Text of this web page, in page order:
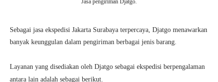
Jasa pengiriman Djatgo.
Sebagai jasa ekspedisi Jakarta Surabaya terpercaya, Djatgo menawarkan
banyak keunggulan dalam pengiriman berbagai jenis barang.
Layanan yang disediakan oleh Djatgo sebagai ekspedisi berpengalaman
antara lain adalah sebagai berikut.